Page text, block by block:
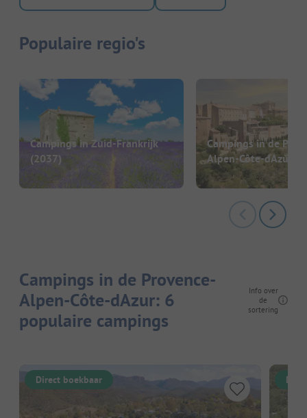
Populaire regio's
Campings in Zuid-Frankrijk
(2037)
Campings in de
Alpen-Côte-dAzur
Campings in de Provence-
Alpen-Côte-dAzur: 6
populaire campings
Info over
de
sortering
Direct boekbaar